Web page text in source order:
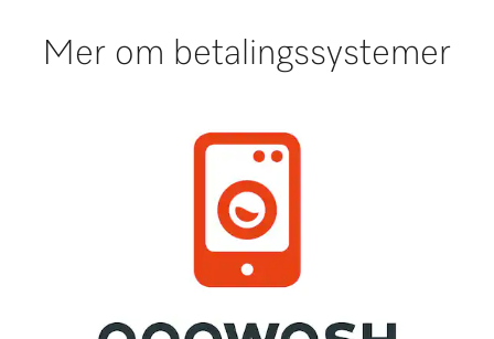
Mer om betalingssystemer